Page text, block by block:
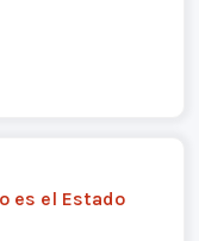
es el Estado